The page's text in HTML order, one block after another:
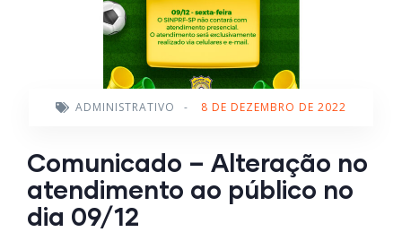
ADMINISTRATIVO - 8 DE DEZEMBRO DE 2022
Comunicado – Alteração no
atendimento ao público no
dia 09/12